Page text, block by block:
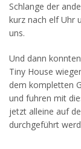
Schlange der
kurz nach elf Uhr
uns.
Und dann
Tiny House
dem kompletten
und fuhren mit
jetzt alleine auf
durchgeführt